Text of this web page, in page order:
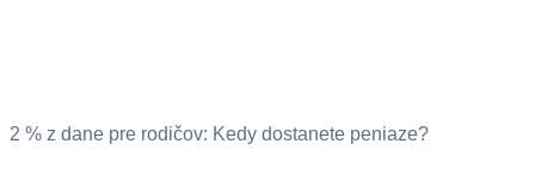
2 % z dane pre rodičov: Kedy dostanete peniaze?